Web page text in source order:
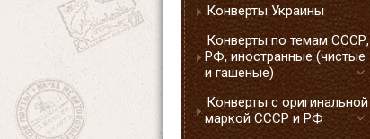
Конверты Украины
Конверты по темам СССР,
РФ, иностранные (чистые
и гашеные)
Конверты с оригинальной
маркой СССР и РФ